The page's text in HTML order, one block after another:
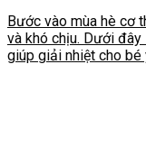
Bước vào mùa hè cơ
và khó chịu. Dưới
giúp giải nhiệt cho bé